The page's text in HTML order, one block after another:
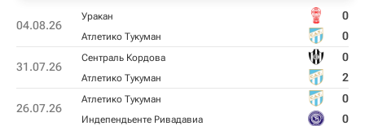
04.08.26
Уракан 0
Атлетико Тукуман 0
31.07.26
Сентраль Кордова 0
Атлетико Тукуман 2
26.07.26
Атлетико Тукуман 0
Индепендьенте Ривадавиа 0